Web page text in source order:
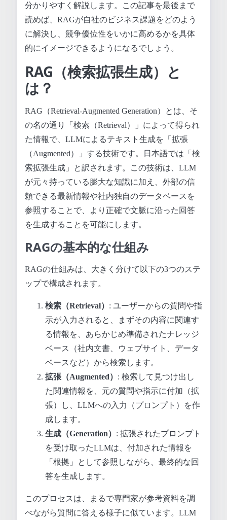
分かりやすく解説します。この記事を最後まで
読めば、RAGが自社のビジネス課題をどのよう
に解決し、競争優位性をいかに高めるかを具体
的にイメージできるようになるでしょう。
RAG（検索拡張生成）と
は？
RAG（Retrieval-Augmented Generation）とは、そ
の名の通り「検索（Retrieval）」によって得られ
た情報で、LLMによるテキスト生成を「拡張
（Augmented）」する技術です。日本語では「検
索拡張生成」と訳されます。この技術は、LLM
が元々持っている膨大な知識に加え、外部の信
頼できる最新情報や社内独自のデータベースを
参照することで、より正確で文脈に沿った回答
を生成することを可能にします。
RAGの基本的な仕組み
RAGの仕組みは、大きく分けて以下の3つのステ
ップで構成されます。
検索（Retrieval） : ユーザーからの質問や指
示が入力されると、まずその内容に関連す
る情報を、あらかじめ準備されたナレッジ
ベース（社内文書、ウェブサイト、データ
ベースなど）から検索します。
拡張（Augmented） : 検索して見つけ出し
た関連情報を、元の質問や指示に付加（拡
張）し、LLMへの入力（プロンプト）を作
成します。
生成（Generation） : 拡張されたプロンプト
を受け取ったLLMは、付加された情報を
「根拠」として参照しながら、最終的な回
答を生成します。
このプロセスは、まるで専門家が参考資料を調
べながら質問に答える様子に似ています。LLM